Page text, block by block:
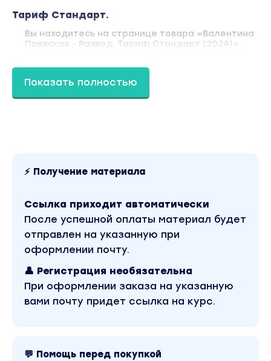
Тариф Стандарт.
Вы находитесь на странице товара «Валентина
Паевская - Развод. Тариф Стандарт (2024)».
доступен за 400 рублей. Обучающий курс
входит в рубрику «Эзотерика и оккультизм /
Показать полностью
⚡ Получение материала
Ссылка приходит автоматически
После успешной оплаты материал будет
отправлен на указанную при
оформлении почту.
👤 Регистрация необязательна
При оформлении заказа на указанную
вами почту придет ссылка на курс.
💬 Помощь перед покупкой